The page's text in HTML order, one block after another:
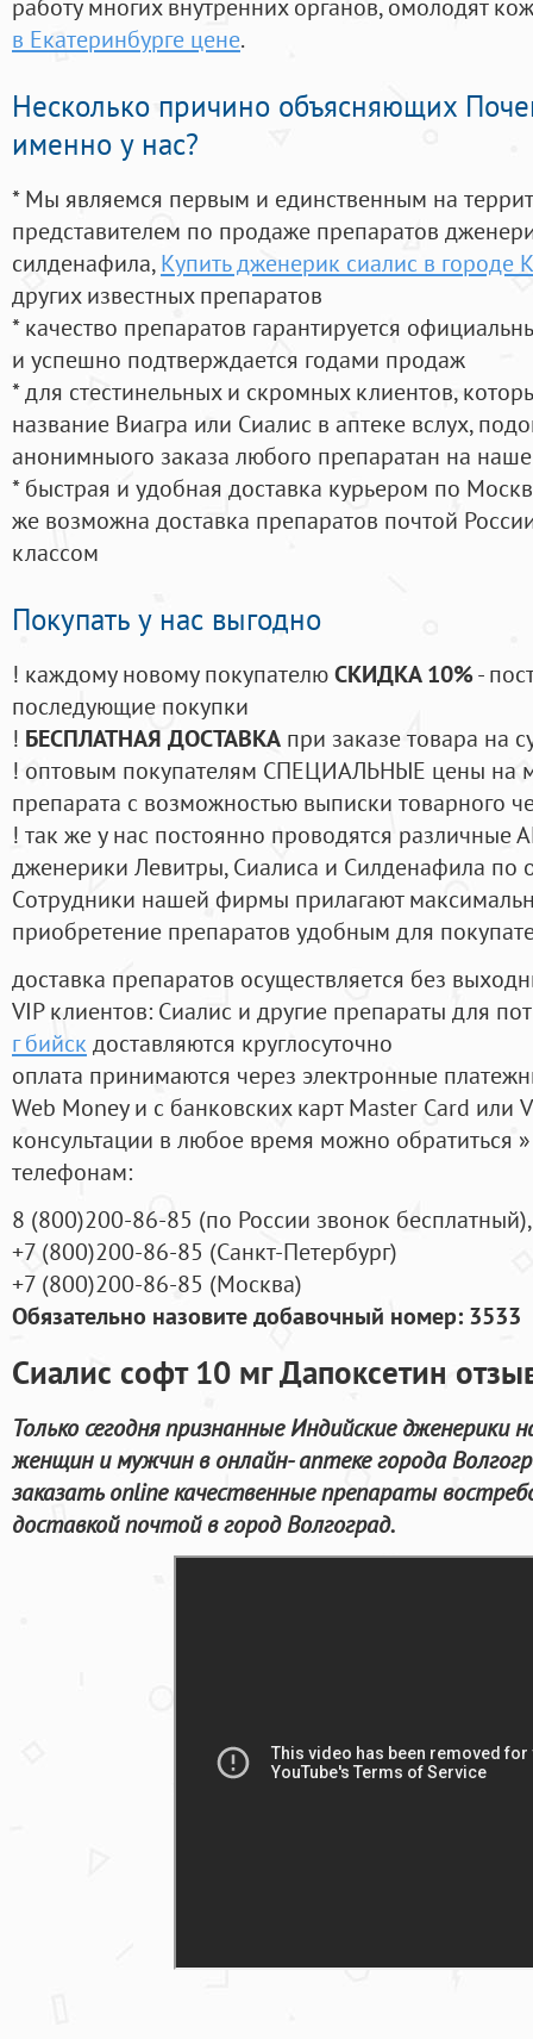
работу многих внутренних органов, омолодят
в Екатеринбурге цене.
Несколько причино объясняющих
именно у нас?
* Мы являемся первым и единственным на
представителем по продаже препаратов
силденафила, Купить дженерик сиалис в городе
других известных препаратов
* качество препаратов гарантируется
и успешно подтверждается годами продаж
* для стестинельных и скромных клиентов,
название Виагра или Сиалис в аптеке вслух,
анонимныого заказа любого препаратан на
* быстрая и удобная доставка курьером по
же возможна доставка препаратов почтой
классом
Покупать у нас выгодно
! каждому новому покупателюСКИДКА 10%-
последующие покупки
! БЕСПЛАТНАЯ ДОСТАВКА при заказе товара на
! оптовым покупателям СПЕЦИАЛЬНЫЕ цены на
препарата с возможностью выписки товарного
! так же у нас постоянно проводятся
дженерики Левитры, Сиалиса и Силденафила по
Cотрудники нашей фирмы прилагают
приобретение препаратов удобным для
доставка препаратов осуществляется без
VIP клиентов: Сиалис и другие препараты для
г бийск доставляются круглосуточно
оплата принимаются через электронные
Web Money и с банковских карт Master Card или
консультации в любое время можно обратиться
телефонам:
8 (800)200-86-85 (по России звонок бесплатный),
+7 (800)200-86-85 (Санкт-Петербург)
+7 (800)200-86-85 (Москва)
Обязательно назовите добавочный номер: 3533
Сиалис софт 10 мг Дапоксетин
Только сегодня признанные Индийские дженерики
женщин и мужчин в онлайн- аптеке города
заказать online качественные препараты
доставкой почтой в город Волгоград.